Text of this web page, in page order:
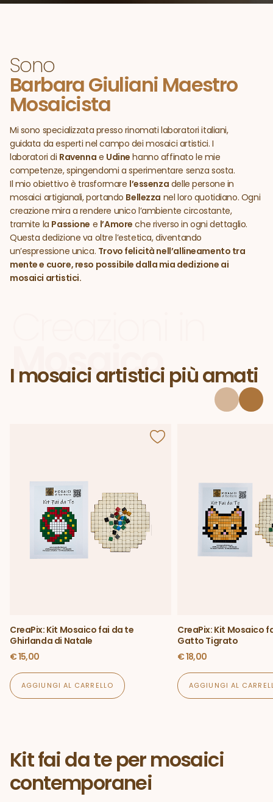
Sono
Barbara Giuliani Maestro
Mosaicista
Mi sono specializzata presso rinomati laboratori italiani,
guidata da esperti nel campo dei mosaici artistici. I
laboratori di Ravenna e Udine hanno affinato le mie
competenze, spingendomi a sperimentare senza sosta.
Il mio obiettivo è trasformare l’essenza delle persone in
mosaici artigianali, portando Bellezza nel loro quotidiano. Ogni
creazione mira a rendere unico l’ambiente circostante,
tramite la Passione e l’Amore che riverso in ogni dettaglio.
Questa dedizione va oltre l’estetica, diventando
un’espressione unica. Trovo felicità nell’allineamento tra
mente e cuore, reso possibile dalla mia dedizione ai
mosaici artistici.
Mosaico
I mosaici artistici più amati
CreaPix: Kit Mosaico fai da te
Ghirlanda di Natale
€15,00
AGGIUNGI AL CARRELLO
CreaPix: Kit Mosaico
Gatto Tigrato
€18,00
AGGIUNGI AL
Kit fai da te per mosaici
contemporanei